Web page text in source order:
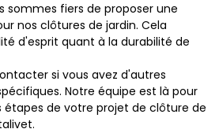
sommes fiers de proposer une
nos clôtures de jardin. Cela
d'esprit quant à la durabilité de
si vous avez d'autres
Notre équipe est là pour
étapes de votre projet de clôture de